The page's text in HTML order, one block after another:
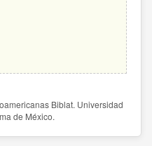
Biblat. Universidad
de México.